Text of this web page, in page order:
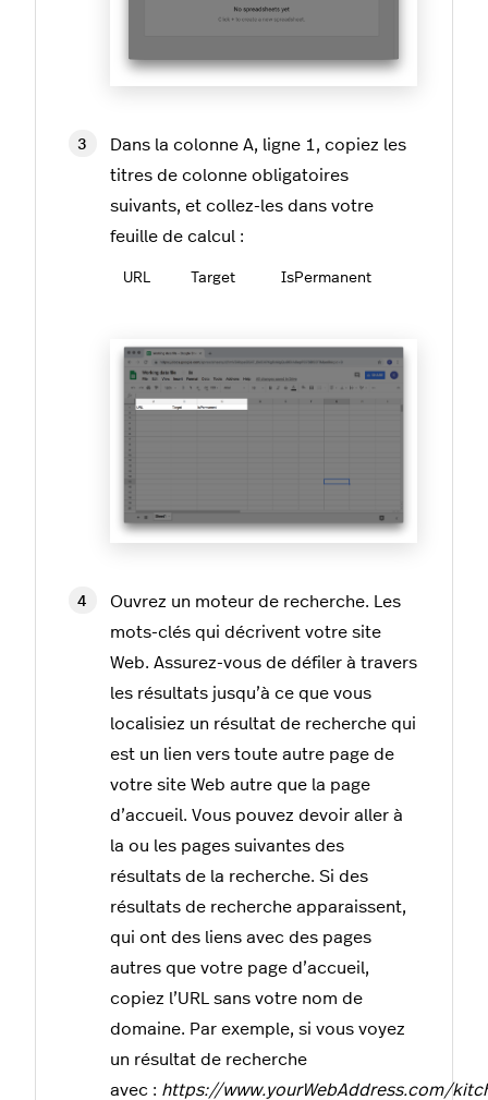
Dans la colonne A, ligne 1, copiez les
titres de colonne obligatoires
suivants, et collez-les dans votre
feuille de calcul :
URL Target IsPermanent
Ouvrez un moteur de recherche. Les
mots-clés qui décrivent votre site
Web. Assurez-vous de défiler à travers
les résultats jusqu’à ce que vous
localisiez un résultat de recherche qui
est un lien vers toute autre page de
votre site Web autre que la page
d’accueil. Vous pouvez devoir aller à
la ou les pages suivantes des
résultats de la recherche. Si des
résultats de recherche apparaissent,
qui ont des liens avec des pages
autres que votre page d’accueil,
copiez l’URL sans votre nom de
domaine. Par exemple, si vous voyez
un résultat de recherche
avec : https://www.yourWebAddress.com/